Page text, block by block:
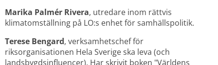
Marika Palmér Rivera, utredare inom rättvis
klimatomställning på LO:s enhet för samhällspolitik.
Terese Bengard, verksamhetschef för
riksorganisationen Hela Sverige ska leva (och
landsbygdsinfluencer). Har skrivit boken "Världens